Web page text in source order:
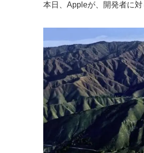
本日、Appleが、開発者に